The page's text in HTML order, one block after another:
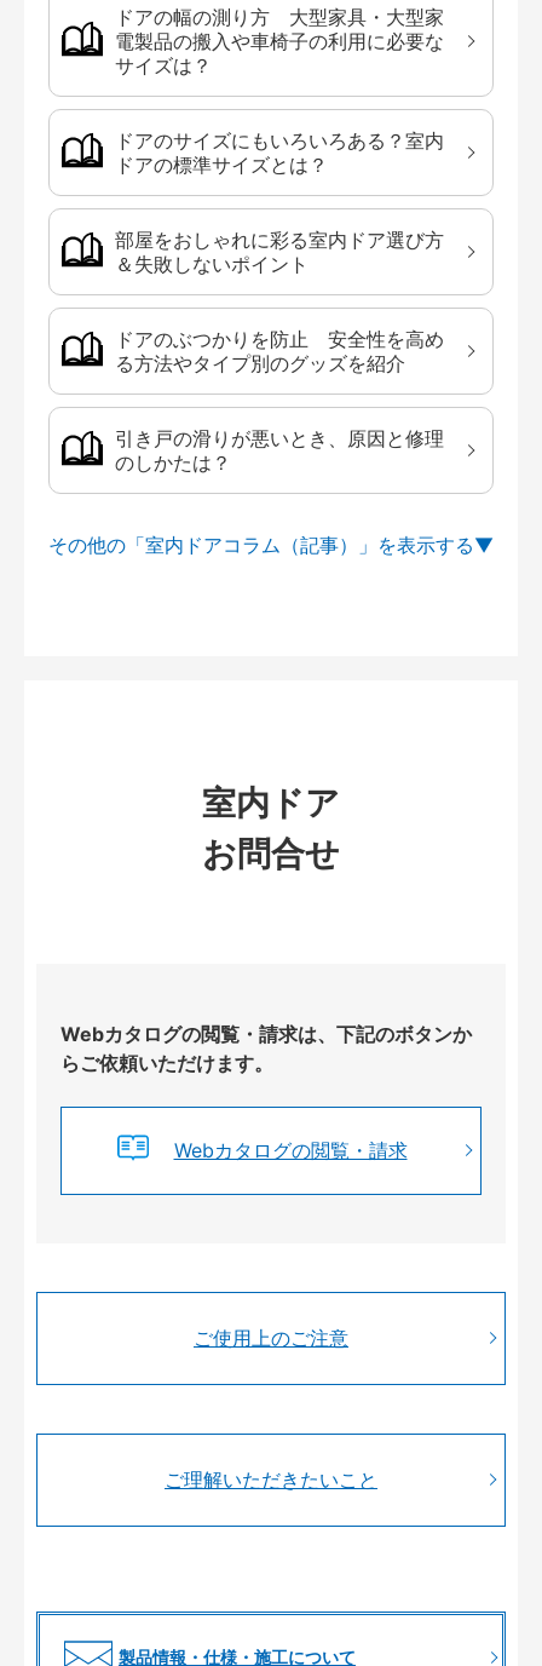
ドアの幅の測り方 大型家具・大型家
電製品の搬入や車椅子の利用に必要な
サイズは？
ドアのサイズにもいろいろある？室内
ドアの標準サイズとは？
部屋をおしゃれに彩る室内ドア選び方
＆失敗しないポイント
ドアのぶつかりを防止 安全性を高め
る方法やタイプ別のグッズを紹介
引き戸の滑りが悪いとき、原因と修理
のしかたは？
その他の「室内ドアコラム（記事）」を
室内ドア
お問合せ
Webカタログの閲覧・請求は、下記のボタンか
らご依頼いただけます。
Webカタログの閲覧・請求
ご使用上のご注意
ご理解いただきたいこと
製品情報・仕様・施工について